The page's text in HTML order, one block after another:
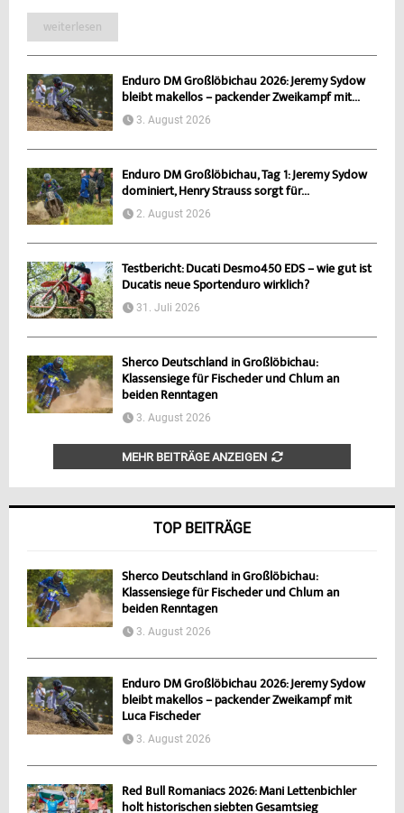
weiterlesen
Enduro DM Großlöbichau 2026: Jeremy Sydow
bleibt makellos – packender Zweikampf mit...
3. August 2026
Enduro DM Großlöbichau, Tag 1: Jeremy Sydow
dominiert, Henry Strauss sorgt für...
2. August 2026
Testbericht: Ducati Desmo450 EDS – wie gut ist
Ducatis neue Sportenduro wirklich?
31. Juli 2026
Sherco Deutschland in Großlöbichau:
Klassensiege für Fischeder und Chlum an
beiden Renntagen
3. August 2026
MEHR BEITRÄGE ANZEIGEN
TOP BEITRÄGE
Sherco Deutschland in Großlöbichau:
Klassensiege für Fischeder und Chlum an
beiden Renntagen
3. August 2026
Enduro DM Großlöbichau 2026: Jeremy Sydow
bleibt makellos – packender Zweikampf mit
Luca Fischeder
3. August 2026
Red Bull Romaniacs 2026: Mani Lettenbichler
holt historischen siebten Gesamtsieg